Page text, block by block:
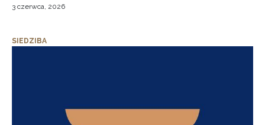
3 czerwca, 2026
SIEDZIBA